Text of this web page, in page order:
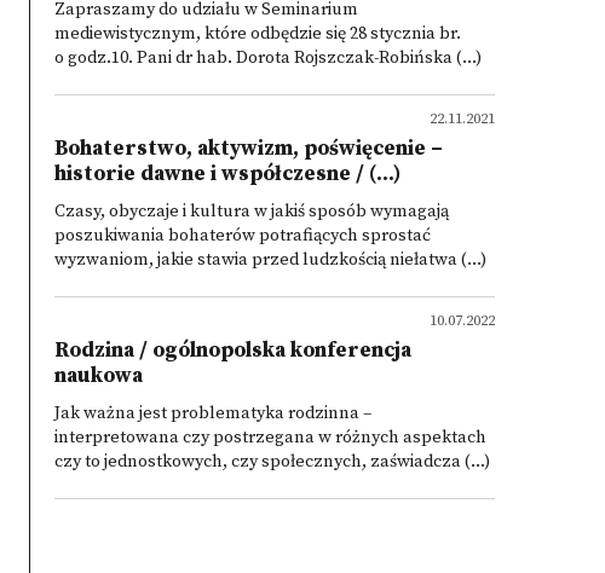
Zapraszamy do udziału w Seminarium
mediewistycznym, które odbędzie się 28 stycznia br.
o godz.10. Pani dr hab. Dorota Rojszczak-Robińska (...)
22.11.2021
Bohaterstwo, aktywizm, poświęcenie –
historie dawne i współczesne / (...)
Czasy, obyczaje i kultura w jakiś sposób wymagają
poszukiwania bohaterów potrafiących sprostać
wyzwaniom, jakie stawia przed ludzkością niełatwa (...)
10.07.2022
Rodzina / ogólnopolska konferencja
naukowa
Jak ważna jest problematyka rodzinna –
interpretowana czy postrzegana w różnych aspektach
czy to jednostkowych, czy społecznych, zaświadcza (...)